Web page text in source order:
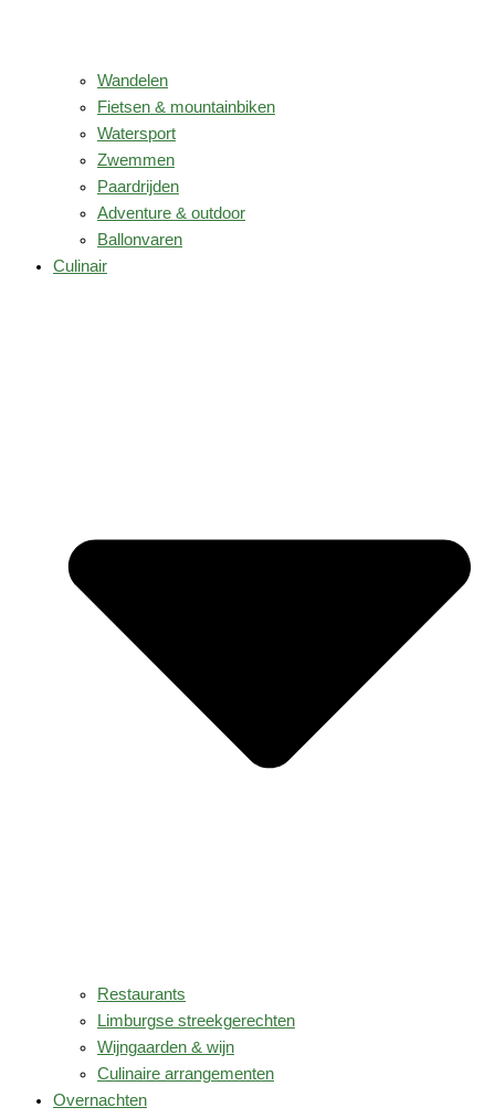
Wandelen
Fietsen & mountainbiken
Watersport
Zwemmen
Paardrijden
Adventure & outdoor
Ballonvaren
Culinair
Restaurants
Limburgse streekgerechten
Wijngaarden & wijn
Culinaire arrangementen
Overnachten